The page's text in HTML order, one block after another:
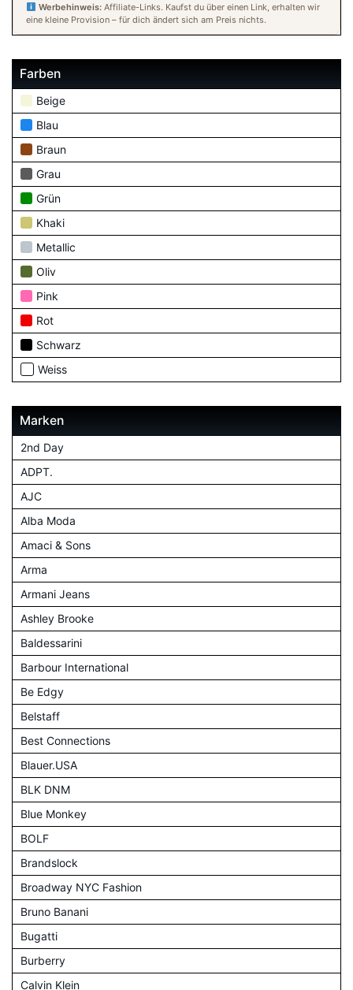
Werbehinweis:Affiliate-Links. Kaufst du über einen Link, erhalten wir
eine kleine Provision – für dich ändert sich am Preis nichts.
Farben
Beige
Blau
Braun
Grau
Grün
Khaki
Metallic
Oliv
Pink
Rot
Schwarz
Weiss
Marken
2nd Day
ADPT.
AJC
Alba Moda
Amaci & Sons
Arma
Armani Jeans
Ashley Brooke
Baldessarini
Barbour International
Be Edgy
Belstaff
Best Connections
Blauer.USA
BLK DNM
Blue Monkey
BOLF
Brandslock
Broadway NYC Fashion
Bruno Banani
Bugatti
Burberry
Calvin Klein